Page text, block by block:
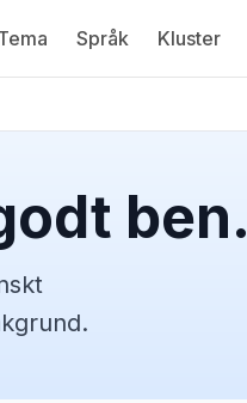
Språk Kluster
ben.